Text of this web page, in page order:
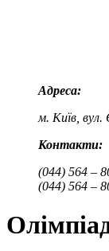
Адреса:
м. Київ, вул.
Контакти:
(044) 564 –
(044) 564 –